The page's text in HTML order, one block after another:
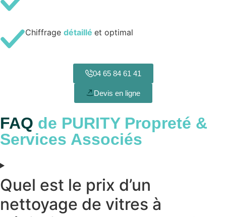
Chiffrage détaillé et optimal
04 65 84 61 41
Devis en ligne
FAQ de PURITY Propreté &
Services Associés
Quel est le prix d’un
nettoyage de vitres à